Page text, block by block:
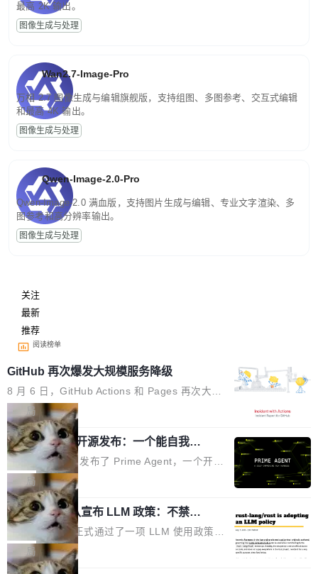
最高 2K 输出。
图像生成与处理
Wan2.7-Image-Pro
万相 2.7 图像生成与编辑旗舰版，支持组图、多图参考、交互式编辑
和最高 4K 输出。
图像生成与处理
Qwen-Image-2.0-Pro
Qwen-Image-2.0 满血版，支持图片生成与编辑、专业文字渲染、多
图参考和高分辨率输出。
图像生成与处理
关注
最新
推荐
阅读榜单
GitHub 再次爆发大规模服务降级
8 月 6 日，GitHub Actions 和 Pages 再次大规
模服务降级，Actions 完全不可用超过 5 小时，
webhook 停发，连自托管 runner 也因调度层故
障无法工作。Pages、Copilot code review、C
opilot coding agent 全部受影响。从检测到完全
恢复，大约 12 小时。 这是 2026 年 8 月的第六
起事故，其中四起与 AI/Copilot 服务相关。 Git
Hub 员工 kdaigle 在 HN 讨论中贴出了一组数
据：2025 年全年 10 亿次 commit。现在，每周
2.75 亿次，全年预计 140 亿次。GitHub...
局
Prime Agent 开源发布：一个能自我改
进的编程 Agent，ARC-AGI 3 超越人类
专家基线
Prime Intellect 发布了 Prime Agent，一个开源
的编程 Agent Harness，核心设计围绕两个抽
象：Recursive Language Model（RLM）和 C
ontinual Harness。在 ARC-AGI 3 基准测试
上，Prime Agent + Opus 5 的组合达到了 95.
5% RHAE Best@1，超过了 ARC 报告的人类专
家基线 95.4%。 不是又一个 coding agent 包装
局
Rust 项目团队宣布 LLM 政策：不禁
止，但你要承认哪些代码不是你写的
Rust 语言项目正式通过了一项 LLM 使用政策，
覆盖 rust-lang/rust 单一仓库的代码贡献。这不
是项目级别的官方立场，目前由五个团队采纳，
局